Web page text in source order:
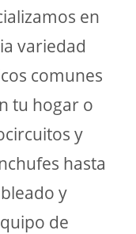
en
variedad
comunes
tu hogar o
y
hasta
y
de